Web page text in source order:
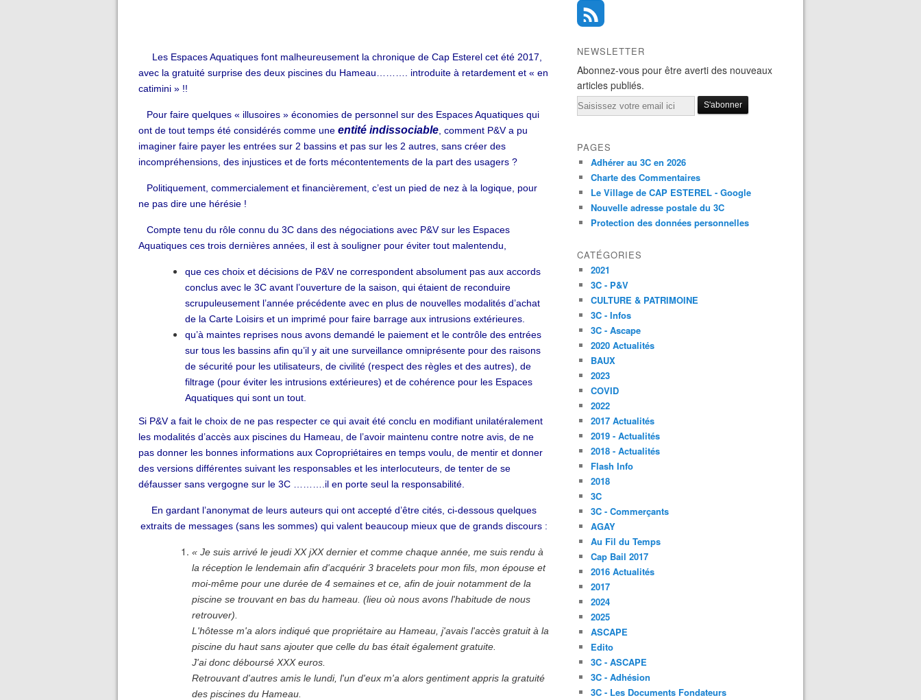
Les Espaces Aquatiques font malheureusement la chronique de Cap Esterel cet été 2017,
avec la gratuité surprise des deux piscines du Hameau………. introduite à retardement et « en
catimini » !!
Pour faire quelques « illusoires » économies de personnel sur des Espaces Aquatiques qui
ont de tout temps été considérés comme une entité indissociable , comment P&V a pu
imaginer faire payer les entrées sur 2 bassins et pas sur les 2 autres, sans créer des
incompréhensions, des injustices et de forts mécontentements de la part des usagers ?
Politiquement, commercialement et financièrement, c’est un pied de nez à la logique, pour
ne pas dire une hérésie !
Compte tenu du rôle connu du 3C dans des négociations avec P&V sur les Espaces
Aquatiques ces trois dernières années, il est à souligner pour éviter tout malentendu,
que ces choix et décisions de P&V ne correspondent absolument pas aux accords
conclus avec le 3C avant l’ouverture de la saison, qui étaient de reconduire
scrupuleusement l’année précédente avec en plus de nouvelles modalités d’achat
de la Carte Loisirs et un imprimé pour faire barrage aux intrusions extérieures.
qu’à maintes reprises nous avons demandé le paiement et le contrôle des entrées
sur tous les bassins afin qu’il y ait une surveillance omniprésente pour des raisons
de sécurité pour les utilisateurs, de civilité (respect des règles et des autres), de
filtrage (pour éviter les intrusions extérieures) et de cohérence pour les Espaces
Aquatiques qui sont un tout.
Si P&V a fait le choix de ne pas respecter ce qui avait été conclu en modifiant unilatéralement
les modalités d’accès aux piscines du Hameau, de l’avoir maintenu contre notre avis, de ne
pas donner les bonnes informations aux Copropriétaires en temps voulu, de mentir et donner
des versions différentes suivant les responsables et les interlocuteurs, de tenter de se
défausser sans vergogne sur le 3C ……….il en porte seul la responsabilité.
En gardant l’anonymat de leurs auteurs qui ont accepté d’être cités, ci-dessous quelques
extraits de messages (sans les sommes) qui valent beaucoup mieux que de grands discours :
« Je suis arrivé le jeudi XX jXX dernier et comme chaque année, me suis rendu à
la réception le lendemain afin d'acquérir 3 bracelets pour mon fils, mon épouse et
moi-même pour une durée de 4 semaines et ce, afin de jouir notamment de la
piscine se trouvant en bas du hameau. (lieu où nous avons l'habitude de nous
retrouver).
L'hôtesse m'a alors indiqué que propriétaire au Hameau, j'avais l'accès gratuit à la
piscine du haut sans ajouter que celle du bas était également gratuite.
J'ai donc déboursé XXX euros.
Retrouvant d'autres amis le lundi, l'un d'eux m'a alors gentiment appris la gratuité
des piscines du Hameau.
NEWSLETTER
Abonnez-vous pour être averti des nouveaux
articles publiés.
Email
PAGES
Adhérer au 3C en 2026
Charte des Commentaires
Le Village de CAP ESTEREL - Google
Nouvelle adresse postale du 3C
Protection des données personnelles
CATÉGORIES
2021
3C - P&V
CULTURE & PATRIMOINE
3C - Infos
3C - Ascape
2020 Actualités
BAUX
2023
COVID
2022
2017 Actualités
2019 - Actualités
2018 - Actualités
Flash Info
2018
3C
3C - Commerçants
AGAY
Au Fil du Temps
Cap Bail 2017
2016 Actualités
2017
2024
2025
ASCAPE
Edito
3C - ASCAPE
3C - Adhésion
3C - Les Documents Fondateurs